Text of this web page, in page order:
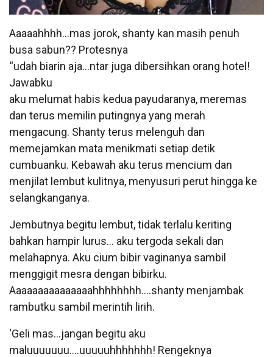
Aaaaahhhh…mas jorok, shanty kan masih penuh
busa sabun?? Protesnya
“udah biarin aja…ntar juga dibersihkan orang hotel!
Jawabku
aku melumat habis kedua payudaranya, meremas
dan terus memilin putingnya yang merah
mengacung. Shanty terus melenguh dan
memejamkan mata menikmati setiap detik
cumbuanku. Kebawah aku terus mencium dan
menjilat lembut kulitnya, menyusuri perut hingga ke
selangkanganya.
Jembutnya begitu lembut, tidak terlalu keriting
bahkan hampir lurus… aku tergoda sekali dan
melahapnya. Aku cium bibir vaginanya sambil
menggigit mesra dengan bibirku.
Aaaaaaaaaaaaaaahhhhhhhh….shanty menjambak
rambutku sambil merintih lirih.
‘Geli mas…jangan begitu aku
maluuuuuuu….uuuuuhhhhhhh! Rengeknya